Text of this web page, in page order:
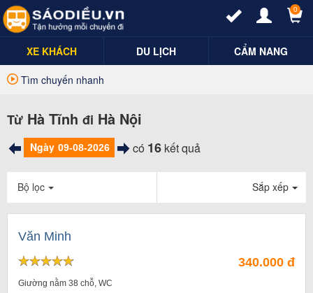
0
XE KHÁCH DU LỊCH CẨM NANG
Tìm chuyến nhanh
Từ Hà Tĩnh đi Hà Nội
Ngày có 16 kết quả
Bộ lọc Sắp xếp
Văn Minh
Giường nằm 38 chỗ, WC
340.000 đ